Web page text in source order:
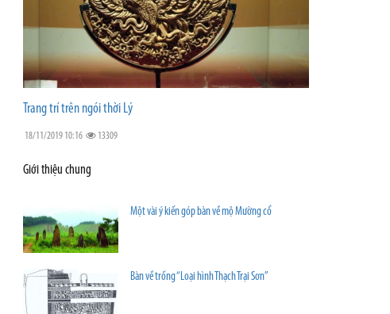
Trang trí trên ngói thời Lý
18/11/2019 10:16 13309
Giới thiệu chung
Một vài ý kiến góp bàn về mộ Mường cổ
Bàn về trống “Loại hình Thạch Trại Sơn”